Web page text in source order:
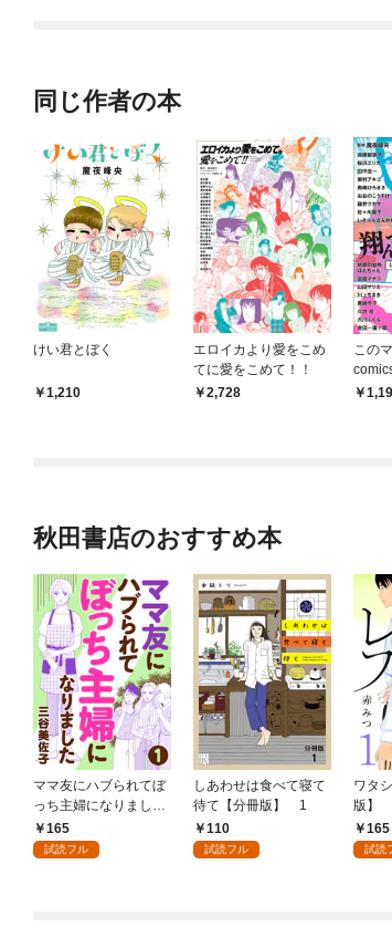
同じ作者の本
けい君とぼく
1,210
エロイカより愛をこめ
てに愛をこめて！！
2,728
この
ンソ
秋田書店のおすすめ本
ママ友にハブられてぼ
っち主婦になりました
【分冊版】 1
165
試読フル
しあわせは食べて寝て
待て【分冊版】 1
110
試読フル
ワタ
版】
165
試読